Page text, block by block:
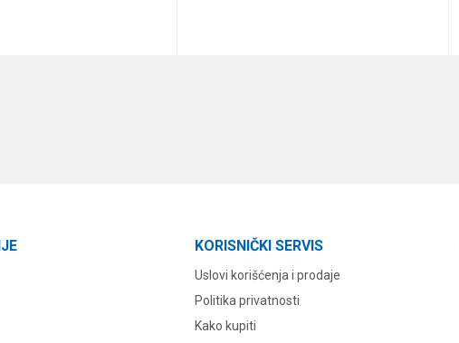
KORISNIČKI SERVIS
Uslovi korišćenja i prodaje
Politika privatnosti
Kako kupiti